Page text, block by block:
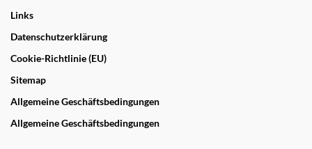
Links
Datenschutzerklärung
Cookie-Richtlinie (EU)
Sitemap
Allgemeine Geschäftsbedingungen
Allgemeine Geschäftsbedingungen